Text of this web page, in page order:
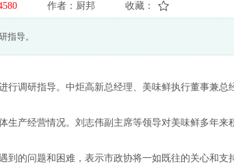
作者： 厨邦 收藏：
指导。
调研指导。中炬高新总经理、美味鲜执行董事兼总
产经营情况。刘志伟副主席等领导对美味鲜多年来
的问题和困难，表示市政协将一如既往的关心和支